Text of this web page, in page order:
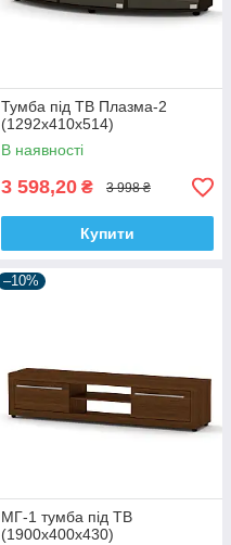
Тумба під ТВ Плазма-2
(1292х410х514)
В наявності
3 598,20 ₴ 3 998 ₴
Купити
–10%
МГ-1 тумба під ТВ
(1900х400х430)